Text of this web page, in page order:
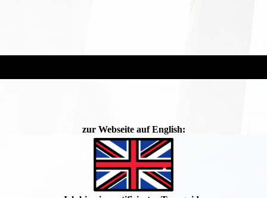
zur Webseite auf English: